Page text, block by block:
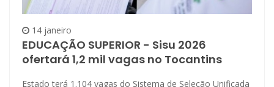
14 janeiro
EDUCAÇÃO SUPERIOR - Sisu 2026
ofertará 1,2 mil vagas no Tocantins
Estado terá 1.104 vagas do Sistema de Seleção Unificada